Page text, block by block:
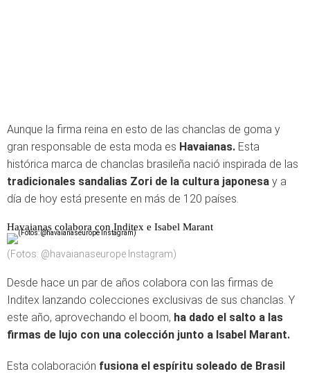
Aunque la firma reina en esto de las chanclas de goma y
gran responsable de esta moda es Havaianas. Esta
histórica marca de chanclas brasileña nació inspirada de las
tradicionales sandalias Zori de la cultura japonesa y a
día de hoy está presente en más de 120 países.
Havaianas colabora con Inditex e Isabel Marant
(Fotos: @havaianaseurope Instagram)
Desde hace un par de años colabora con las firmas de
Inditex lanzando colecciones exclusivas de sus chanclas. Y
este año, aprovechando el boom, ha dado el salto a las
firmas de lujo con una colección junto a Isabel Marant.
Esta colaboración fusiona el espíritu soleado de Brasil